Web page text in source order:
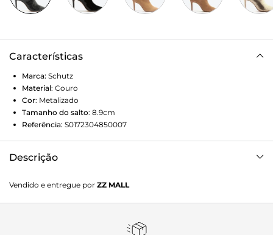
Características
Marca: Schutz
Material: Couro
Cor: Metalizado
Tamanho do salto: 8.9cm
Referência: S0172304850007
Descrição
extra de estilo à sua bota bege casual! Poderosa com seu
salto alto e fino e o sofisticado acabamento em camurça,
o cano médio deixa esse modelo muito versátil, perfeita
Vendido e entregue por ZZ MALL